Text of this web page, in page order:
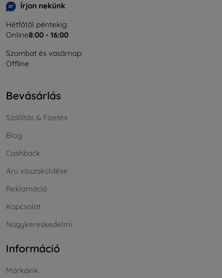
Írjon nekünk
Hétfőtől péntekig:
Online8:00 - 16:00
Szombat és vasárnap:
Offline
Bevásárlás
Szállítás & Fizetés
Blog
Cashback
Áru visszaküldése
Reklamáció
Kapcsolat
Nagykereskedelmi
Információ
Márkáink